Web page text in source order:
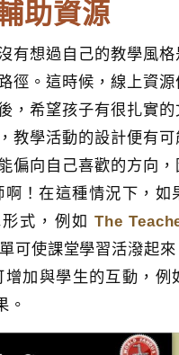
助資源
有想過自己的教學風
徑。這時候，線上資
，希望孩子有很扎實
教學活動的設計便有
偏向自己喜歡的方向
！在這種情況下，如
式，例如 The
可使課堂學習活潑起
加與學生的互動，例
。